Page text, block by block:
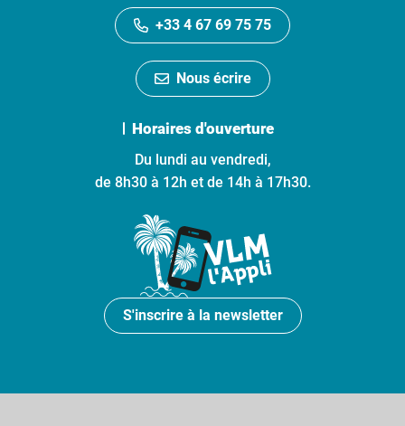
+33 4 67 69 75 75
Nous écrire
Horaires d'ouverture
Du lundi au vendredi,
de 8h30 à 12h et de 14h à 17h30.
S'inscrire à la newsletter